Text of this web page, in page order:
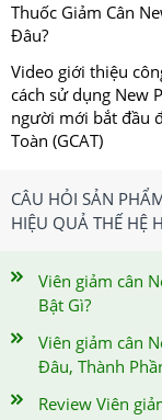
Thuốc Giảm Cân
Đâu?
Video giới thiệu
cách sử dụng New
người mới bắt đầu
Toàn (GCAT)
CÂU HỎI SẢN
HIỆU QUẢ THẾ HỆ
Viên giảm cân
Bật Gì?
Viên giảm cân
Đâu, Thành
Review Viên